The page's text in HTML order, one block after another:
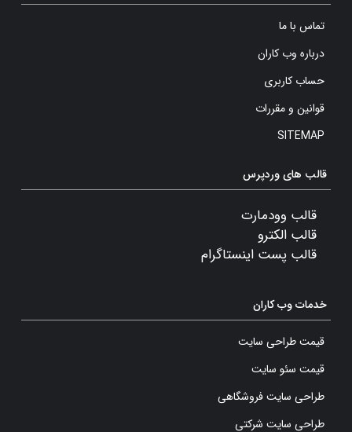
تماس با ما
درباره وب کاران
حساب کاربری
قوانین و مقررات
SITEMAP
قالب های وردپرس
قالب وودمارت
قالب الکترو
قالب پست اینستاگرام
خدمات وب کاران
قیمت طراحی سایت
قیمت سئو سایت
طراحی سایت فروشگاهی
طراحی سایت شرکتی